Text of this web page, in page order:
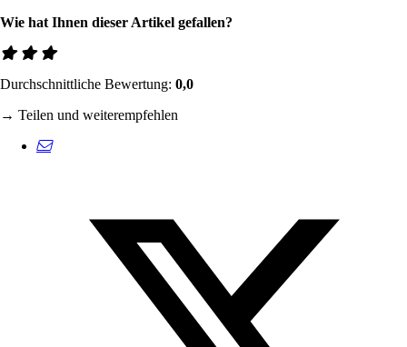
Wie hat Ihnen dieser Artikel gefallen?
Durchschnittliche Bewertung: 0,0
→ Teilen und weiterempfehlen